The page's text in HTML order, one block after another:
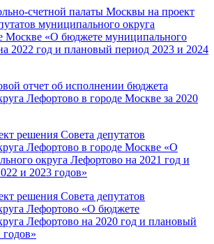
счетной палаты Москвы на проект
муниципального округа
Москве «О бюджете муниципального
2022 год и плановый период 2023 и 2024
отчет об исполнении бюджета
Лефортово в городе Москве за 2020
решения Совета депутатов
Лефортово в городе Москве «О
округа Лефортово на 2021 год и
и 2023 годов»
решения Совета депутатов
Лефортово «О бюджете
Лефортово на 2020 год и плановый